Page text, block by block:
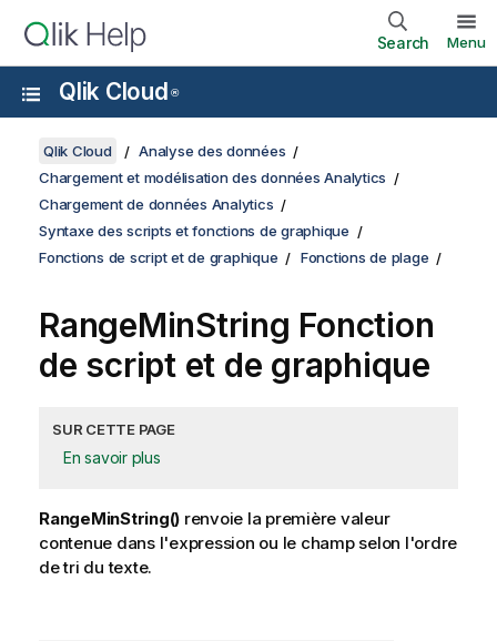
Search Menu
Qlik Cloud ®
Qlik Cloud
Analyse des données
Chargement et modélisation des données Analytics
Chargement de données Analytics
Syntaxe des scripts et fonctions de graphique
Fonctions de script et de graphique
Fonctions de plage
RangeMinString Fonction
de script et de graphique
SUR CETTE PAGE
En savoir plus
RangeMinString() renvoie la première valeur
contenue dans l'expression ou le champ selon l'ordre
de tri du texte.